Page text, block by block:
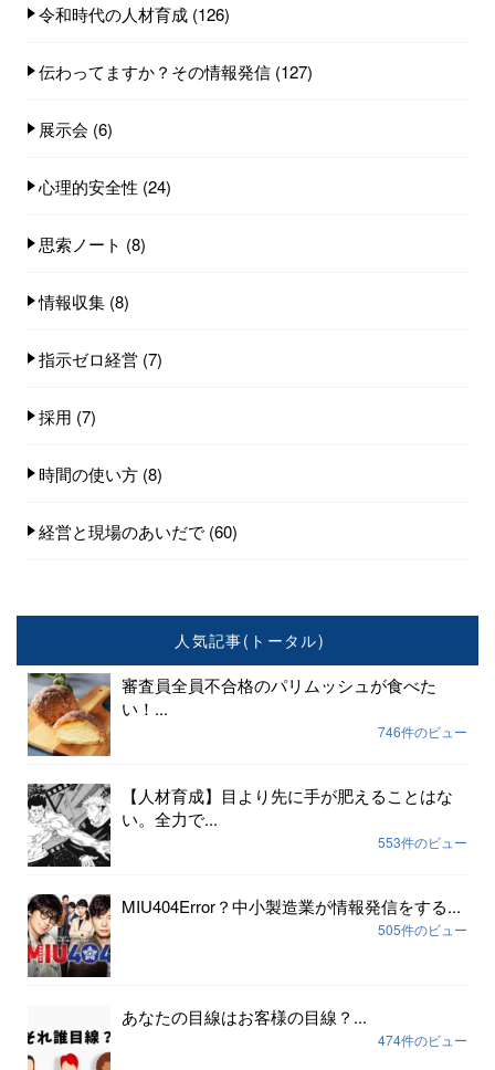
令和時代の人材育成 (126)
伝わってますか？その情報発信 (127)
展示会 (6)
心理的安全性 (24)
思索ノート (8)
情報収集 (8)
指示ゼロ経営 (7)
採用 (7)
時間の使い方 (8)
経営と現場のあいだで (60)
人気記事(トータル)
審査員全員不合格のパリムッシュが食べた
い！...
746件のビュー
【人材育成】目より先に手が肥えることはな
い。全力で...
553件のビュー
MIU404Error？中小製造業が情報発信をする...
505件のビュー
あなたの目線はお客様の目線？...
474件のビュー